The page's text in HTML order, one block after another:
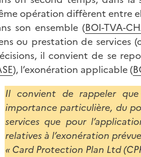
opération diffèrent entre
son ensemble (BOI-TVA-
ou prestation de services
il convient de se
), l’exonération applicable (
Il convient de rappeler
importance particulière, du
services que pour
relatives à l’exonération
« Card Protection Plan Ltd